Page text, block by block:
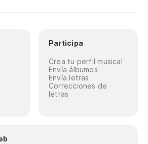
Participa
Crea tu perfil musical
Envía álbumes
Envía letras
Correcciones de
letras